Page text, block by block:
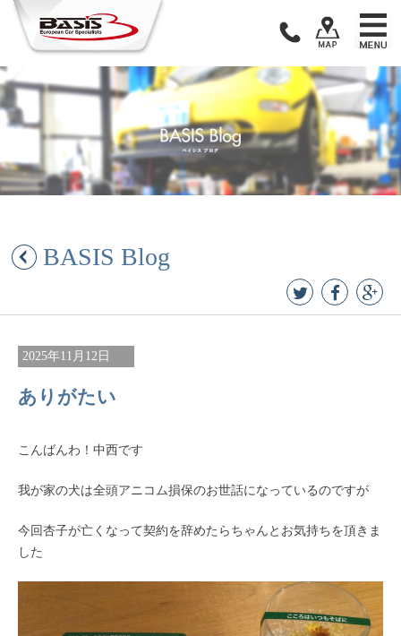
Skip
content
BASIS Blog
2025年11月12日
ありがたい
こんばんわ！中西です
我が家の犬は全頭アニコム損保のお世話になっているのですが
今回杏子が亡くなって契約を辞めたらちゃんとお気持ちを頂きま
した